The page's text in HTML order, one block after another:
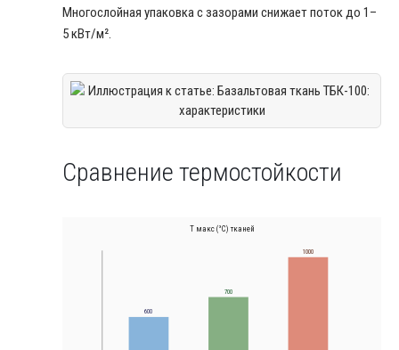
Многослойная упаковка с зазорами снижает поток до 1–
5 кВт/м².
Сравнение термостойкости
T макс (°C) тканей
600
700
1000